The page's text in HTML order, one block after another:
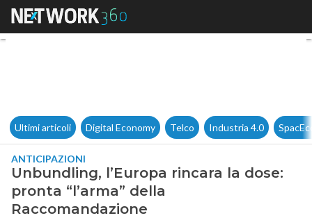
Unbundling, l’Europa rincara
Ultimi articoli Digital Economy Telco Industria 4.0
ANTICIPAZIONI
Unbundling, l’Europa rincara la dose:
pronta “l’arma” della
Raccomandazione